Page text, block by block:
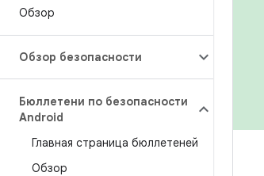
Обзор
Обзор безопасности
Бюллетени по безопасности
Android
Главная страница бюллетеней
Обзор